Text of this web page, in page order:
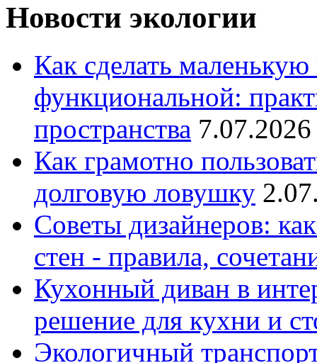
Новости экологии
Как сделать
функциональной:
пространства
Как грамотно
долговую ловушку
Советы дизайнеров:
стен - правила,
Кухонный диван в
решение для кухни и
Экологичный